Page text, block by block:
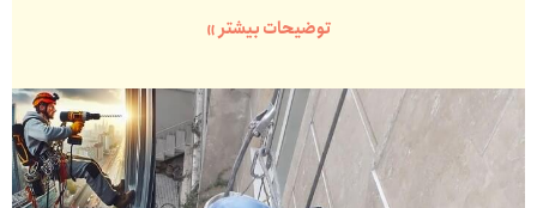
توضیحات بیشتر »